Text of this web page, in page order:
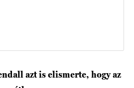
azt is elismerte, hogy az